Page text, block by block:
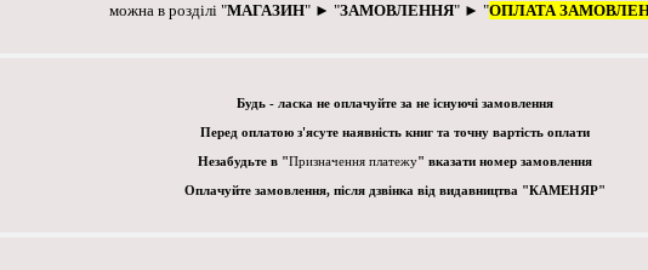
можна в розділі "МАГАЗИН" ► "ЗАМОВЛЕННЯ" ► "ОПЛАТА
Будь - ласка не оплачуйте за не існуючі замовлення
Перед оплатою з'ясуте наявність книг та точну вартість оплати
Незабудьте в "Призначення платежу" вказати номер замовлення
Оплачуйте замовлення, після дзвінка від видавництва "КАМЕНЯР"